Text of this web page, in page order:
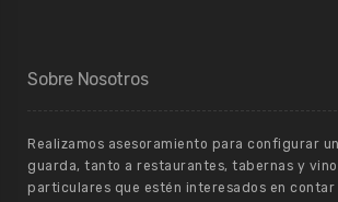
Sobre Nosotros
Realizamos asesoramiento para configurar
guarda, tanto a restaurantes, tabernas y
particulares que estén interesados en contar